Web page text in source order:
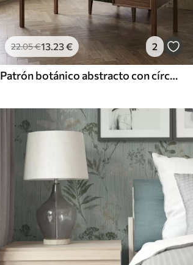
22.05€13.23€ 2
Patrón botánico abstracto con círculos